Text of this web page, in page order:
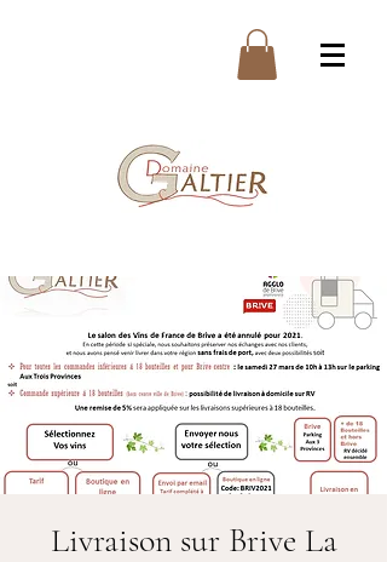
Livraison sur Brive La